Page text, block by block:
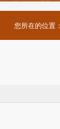
您所在的位置：